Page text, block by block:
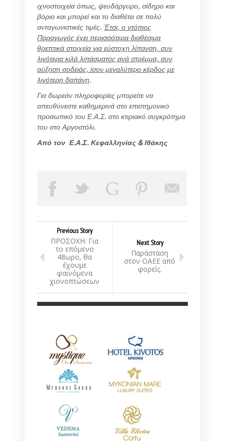
ιχνοστοιχεία όπως, ψευδάργυρο, σίδηρο και
βόριο και μπορεί και το διαθέτει σε πολύ
ανταγωνιστικές τιμές. Έτσι, ο ντόπιος
Παραγωγός έχει περισσότερα διαθέσιμα
θρεπτικά στοιχεία για εύστοχη λίπανση, συν
λιγότερα κιλά λιπάσματος ανά στρέμμα, συν
αύξηση σοδειάς, ίσον μεγαλύτερο κέρδος με
λιγότερη δαπάνη.
Για δωρεάν πληροφορίες μπορείτε να
απευθύνεστε καθημερινά στο επιστημονικό
προσωπικό του Ε.Α.Σ. στο κτιριακό συγκρότημα
του στο Αργοστόλι.
Από τον Ε.Α.Σ. Κεφαλληνίας & Ιθάκης
Previous Story
ΠΡΟΣΟΧΗ: Για
το επόμενο
48ωρο, θα
έχουμε
φαινόμενα
χιονοπτώσεων
Next Story
Παράσταση
στον ΟΑΕΕ από
φορείς.